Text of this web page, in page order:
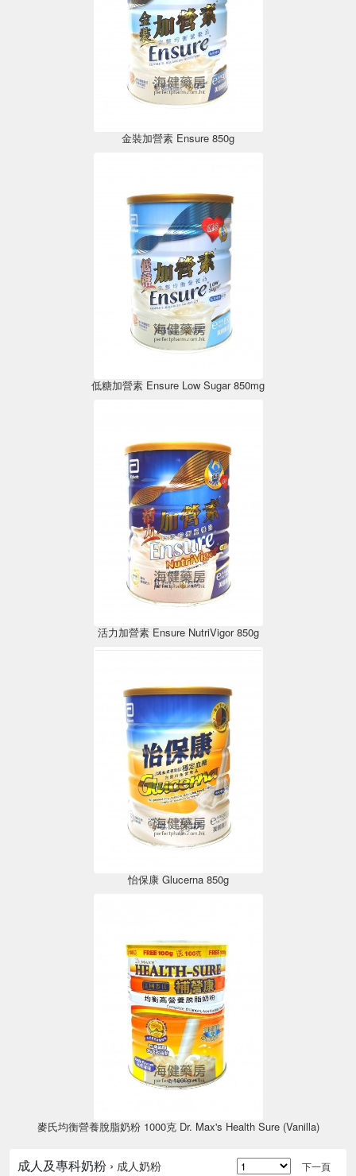
金裝加營素 Ensure 850g
低糖加營素 Ensure Low Sugar 850mg
活力加營素 Ensure NutriVigor 850g
怡保康 Glucerna 850g
麥氏均衡營養脫脂奶粉 1000克 Dr. Max's Health Sure (Vanilla)
成人及專科奶粉 › 成人奶粉 下一頁